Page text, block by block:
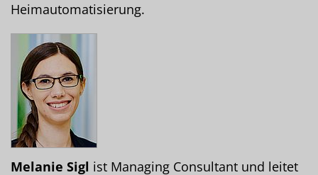
Heimautomatisierung.
Melanie Sigl ist Managing Consultant und leitet